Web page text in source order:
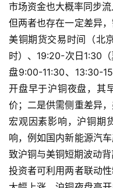
原
油
期
货
国
际
期
货
恒
指
市场资金也大概率同步流
但两者也存在一定差异
美铜期货交易时间（北
时）、19:20-次日1:30
盘9:00-11:30、13:30-
开盘早于沪铜夜盘，其
价；二是供需侧重差异
宏观因素影响，沪铜期
响，例如国内新能源汽
致沪铜与美铜短期波动背
投资者可利用两者联动